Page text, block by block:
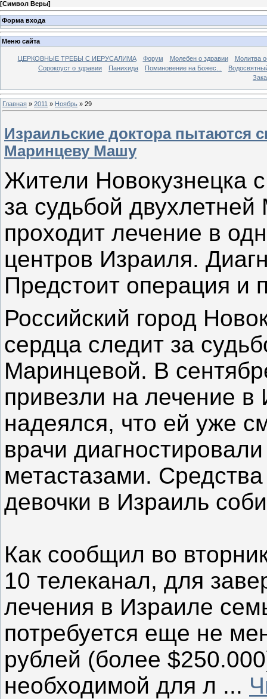
[Символ Веры]
Форма входа
Меню сайта
ЦЕРКОВНЫЕ ТРЕБЫ С ИЕРУСАЛИМА Форум Молебен о здравии
Молитва
Сорокоуст о здравии
Панихида Поминовение на Божес...
Главная » 2011 » Ноябрь » 29
Израильские доктора пытаются
Маринцеву Машу
Жители Новокузнецка
за судьбой
проходит лечение в
центров Израиля.
Предстоит операция и
Российский город
сердца следит за
Маринцевой. В
привезли на лечение
надеялся, что ей уже
врачи
метастазами.
девочки в Израиль
Как сообщил во
10 телеканал, для
лечения в Израиле
потребуется еще не
рублей (более
необходимой для л ...